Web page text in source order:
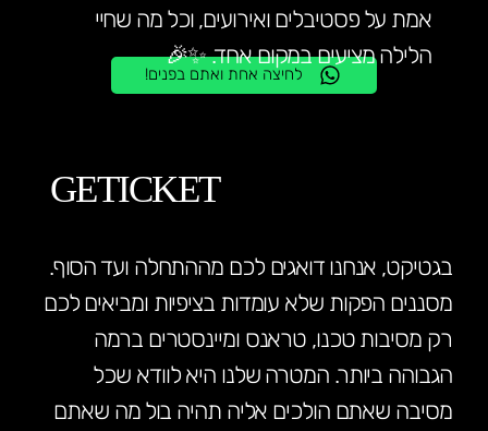
לחיצה אחת ואתם בפנים!
אמת על פסטיבלים ואירועים, וכל מה שחיי
הלילה מציעים במקום אחד. ✨🎉
GETICKET
בגטיקט, אנחנו דואגים לכם מההתחלה ועד הסוף.
מסננים הפקות שלא עומדות בציפיות ומביאים לכם
רק מסיבות טכנו, טראנס ומיינסטרים ברמה
הגבוהה ביותר. המטרה שלנו היא לוודא שכל
מסיבה שאתם הולכים אליה תהיה בול מה שאתם